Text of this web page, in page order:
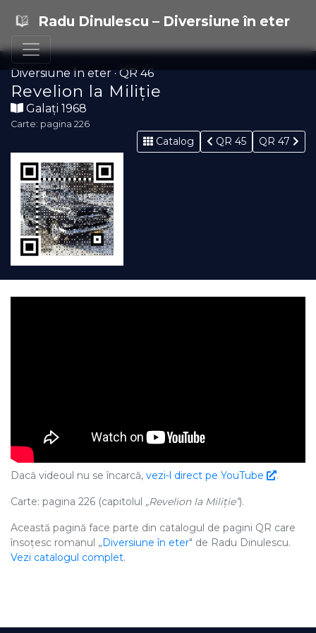
Radu Dinulescu – Diversiune în eter
Diversiune în eter · QR 46
Revelion la Miliție
Galați 1968
Carte: pagina 226
Catalog QR 45 QR 47
Dacă videoul nu se încarcă, vezi-l direct pe YouTube .
Carte: pagina 226 (capitolul „Revelion la Miliție”).
Această pagină face parte din catalogul de pagini QR care
însoțesc romanul „Diversiune în eter" de Radu Dinulescu.
Vezi catalogul complet.